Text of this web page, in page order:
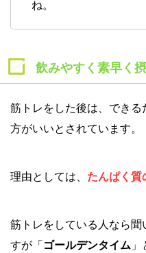
ね。
飲みやすく素早く
筋トレをした後は、でき
方がいいとされています。
理由としては、 たんぱく質
筋トレをしている人なら
すが「ゴールデンタイム